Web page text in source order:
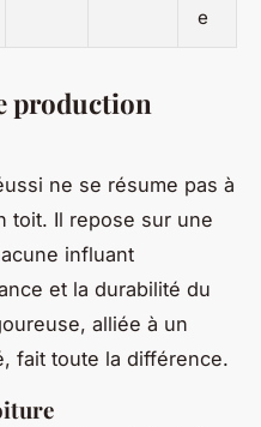
e
production
ne se résume pas à
toit. Il repose sur une
influant
et la durabilité du
alliée à un
fait toute la différence.